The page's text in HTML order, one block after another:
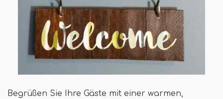
Begrüßen Sie Ihre Gäste mit einer warmen,